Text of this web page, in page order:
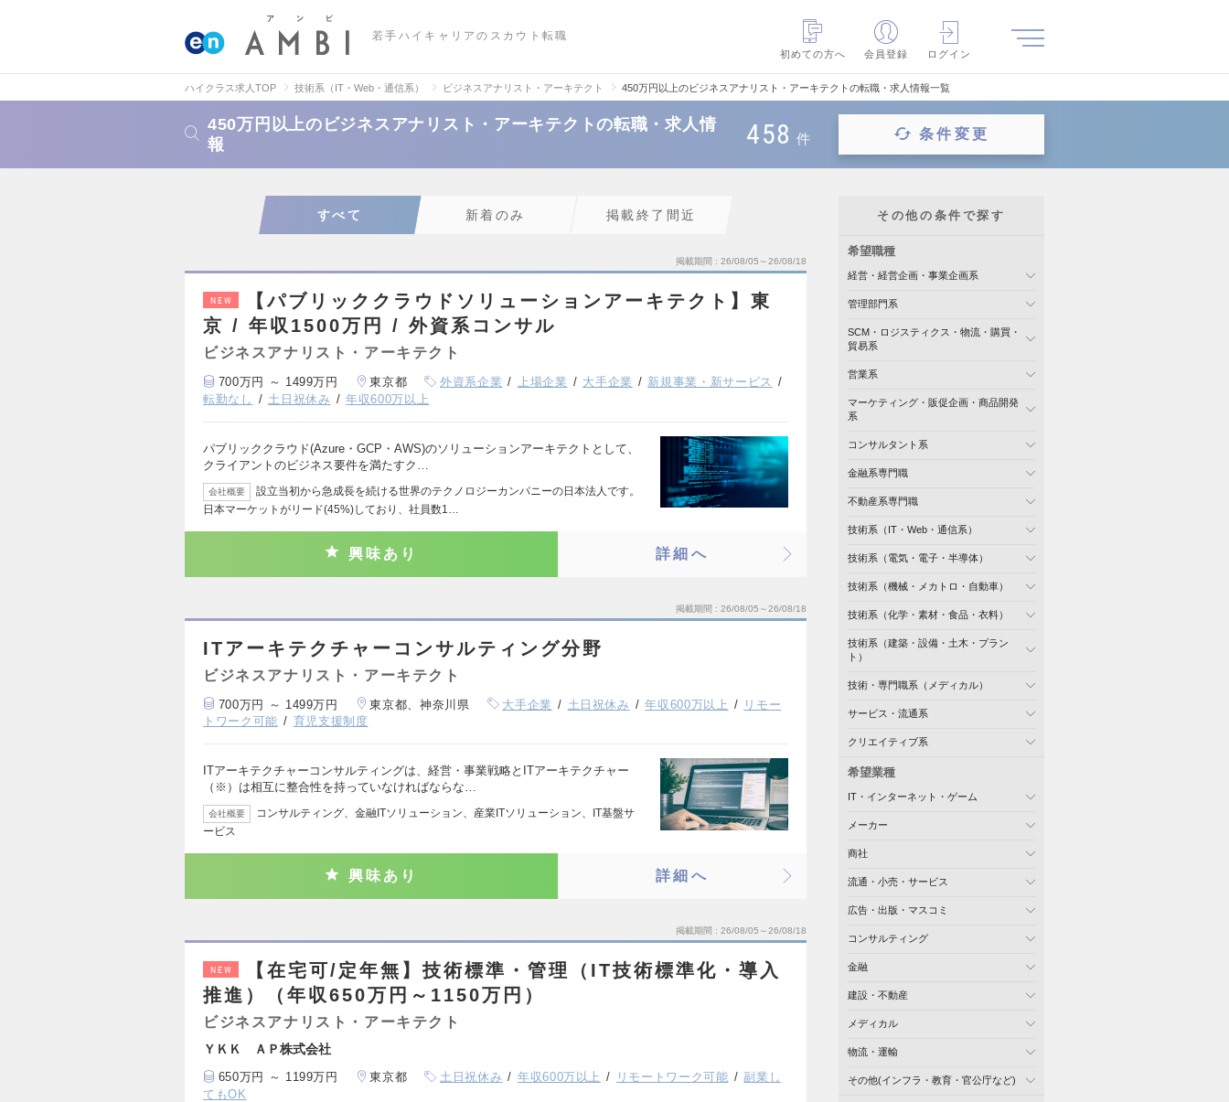
若手ハイキャリアのスカウト転職
初めての方へ
会員登録 ログイン
ハイクラス求人TOP 技術系（IT・Web・通信系） ビジネスアナリスト・アーキテクト 450万円以上のビジネスアナリスト・アーキテクトの転職・求人情報一覧
450万円以上のビジネスアナリスト・アーキテクトの転職・求人情
報
458 件 条件変更
すべて 新着のみ 掲載終了間近
掲載期間 26/08/05～26/08/18
NEW
【パブリッククラウドソリューションアーキテクト】東
京 / 年収1500万円 / 外資系コンサル
ビジネスアナリスト・アーキテクト
700万円 ～ 1499万円 東京都 外資系企業 上場企業 大手企業
新規事業・新サービス
転勤なし
土日祝休み 年収600万以上
パブリッククラウド(Azure・GCP・AWS)のソリューションアーキテクトとして、
クライアントのビジネス要件を満たすク…
会社概要
設立当初から急成長を続ける世界のテクノロジーカンパニーの日本法人です。
日本マーケットがリード(45%)しており、社員数1…
興味あり 詳細へ
掲載期間 26/08/05～26/08/18
ITアーキテクチャーコンサルティング分野
ビジネスアナリスト・アーキテクト
700万円 ～ 1499万円 東京都、神奈川県 大手企業 土日祝休み 年収600万以上
リモー
トワーク可能
育児支援制度
ITアーキテクチャーコンサルティングは、経営・事業戦略とITアーキテクチャー
（※）は相互に整合性を持っていなければならな…
会社概要
コンサルティング、金融ITソリューション、産業ITソリューション、IT基盤サ
ービス
興味あり 詳細へ
掲載期間 26/08/05～26/08/18
NEW
【在宅可/定年無】技術標準・管理（IT技術標準化・導入
推進）（年収650万円～1150万円）
ビジネスアナリスト・アーキテクト
ＹＫＫ ＡＰ株式会社
650万円 ～ 1199万円 東京都 土日祝休み 年収600万以上 リモートワーク可能
副業し
てもOK
その他の条件で探す
希望職種
経営・経営企画・事業企画系
管理部門系
SCM・ロジスティクス・物流・購買・
貿易系
営業系
マーケティング・販促企画・商品開発
系
コンサルタント系
金融系専門職
不動産系専門職
技術系（IT・Web・通信系）
技術系（電気・電子・半導体）
技術系（機械・メカトロ・自動車）
技術系（化学・素材・食品・衣料）
技術系（建築・設備・土木・プラン
ト）
技術・専門職系（メディカル）
サービス・流通系
クリエイティブ系
希望業種
IT・インターネット・ゲーム
メーカー
商社
流通・小売・サービス
広告・出版・マスコミ
コンサルティング
金融
建設・不動産
メディカル
物流・運輸
その他(インフラ・教育・官公庁など)